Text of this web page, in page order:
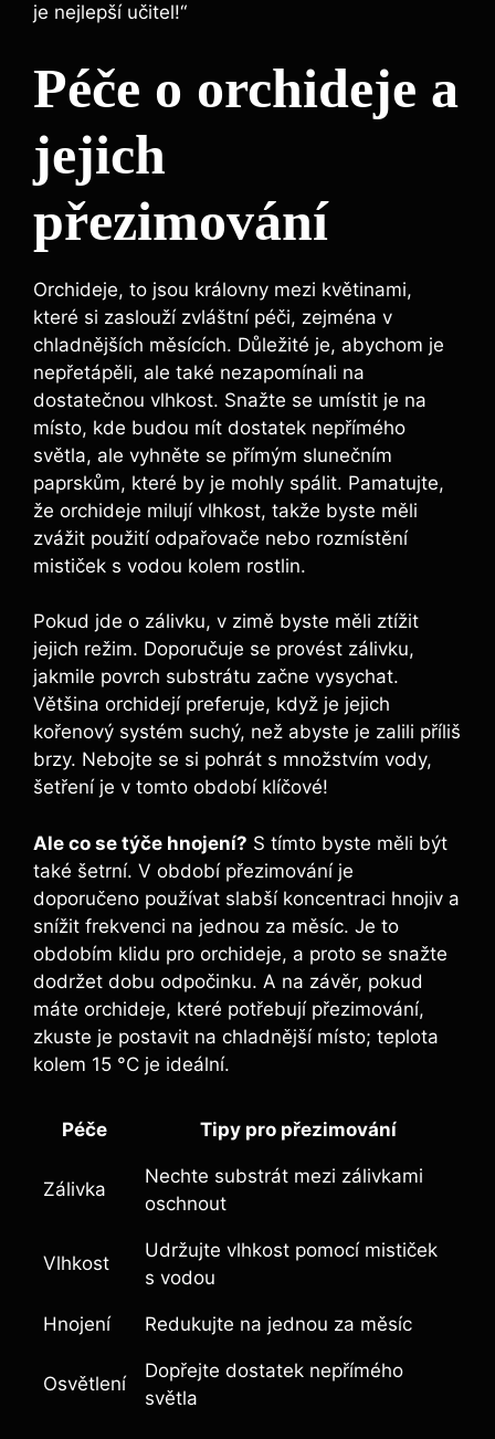
je nejlepší učitel!“
Péče o orchideje a
jejich
přezimování
Orchideje, to jsou královny mezi květinami,
které si zaslouží zvláštní péči, zejména v
chladnějších měsících. Důležité je, abychom je
nepřetápěli, ale také nezapomínali na
dostatečnou vlhkost. Snažte se umístit je na
místo, kde budou mít dostatek nepřímého
světla, ale vyhněte se přímým slunečním
paprskům, které by je mohly spálit. Pamatujte,
že orchideje milují vlhkost, takže byste měli
zvážit použití odpařovače nebo rozmístění
mističek s vodou kolem rostlin.
Pokud jde o zálivku, v zimě byste měli ztížit
jejich režim. Doporučuje se provést zálivku,
jakmile povrch substrátu začne vysychat.
Většina orchidejí preferuje, když je jejich
kořenový systém suchý, než abyste je zalili příliš
brzy. Nebojte se si pohrát s množstvím vody,
šetření je v tomto období klíčové!
Ale co se týče hnojení? S tímto byste měli být
také šetrní. V období přezimování je
doporučeno používat slabší koncentraci hnojiv a
snížit frekvenci na jednou za měsíc. Je to
obdobím klidu pro orchideje, a proto se snažte
dodržet dobu odpočinku. A na závěr, pokud
máte orchideje, které potřebují přezimování,
zkuste je postavit na chladnější místo; teplota
kolem 15 °C je ideální.
Péče Tipy pro přezimování
Zálivka
Nechte substrát mezi zálivkami
oschnout
Vlhkost
Udržujte vlhkost pomocí mističek
s vodou
Hnojení Redukujte na jednou za měsíc
Osvětlení
Dopřejte dostatek nepřímého
světla